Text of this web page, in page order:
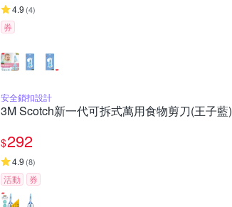
4.9 (4)
券
安全鎖扣設計
3M Scotch新一代可拆式萬用食物剪刀(王子藍)
$292
4.9 (8)
活動 券